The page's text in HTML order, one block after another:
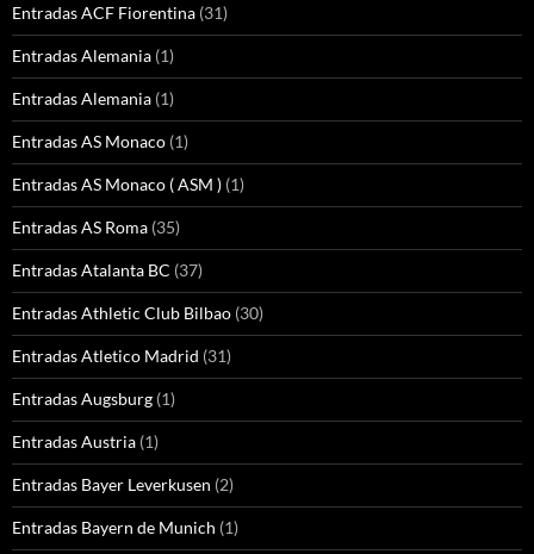
Entradas ACF Fiorentina (31)
Entradas Alemania (1)
Entradas Alemania (1)
Entradas AS Monaco (1)
Entradas AS Monaco ( ASM ) (1)
Entradas AS Roma (35)
Entradas Atalanta BC (37)
Entradas Athletic Club Bilbao (30)
Entradas Atletico Madrid (31)
Entradas Augsburg (1)
Entradas Austria (1)
Entradas Bayer Leverkusen (2)
Entradas Bayern de Munich (1)